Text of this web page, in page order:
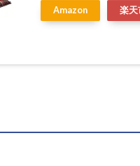
Amazon 楽天